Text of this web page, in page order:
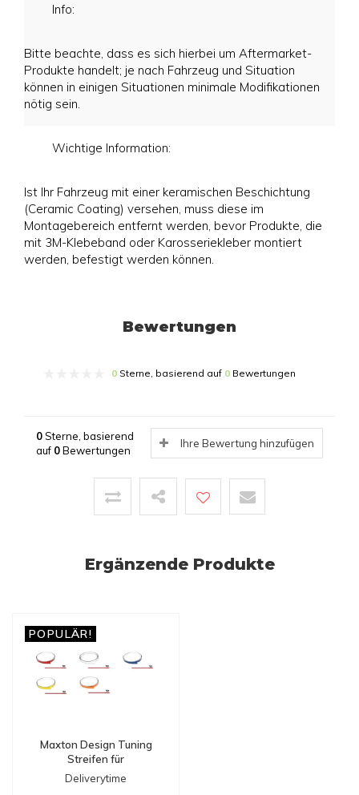
Info:
Bitte beachte, dass es sich hierbei um Aftermarket-
Produkte handelt; je nach Fahrzeug und Situation
können in einigen Situationen minimale Modifikationen
nötig sein.
Wichtige Information:
Ist Ihr Fahrzeug mit einer keramischen Beschichtung
(Ceramic Coating) versehen, muss diese im
Montagebereich entfernt werden, bevor Produkte, die
mit 3M-Klebeband oder Karosseriekleber montiert
werden, befestigt werden können.
Bewertungen
0 Sterne, basierend auf 0 Bewertungen
0Sterne, basierend
auf 0Bewertungen
Ihre Bewertung hinzufügen
Ergänzende Produkte
POPULÄR!
Maxton Design Tuning
Streifen für
Seitenschweller,
Diffusoren & Splitters
Deliverytime